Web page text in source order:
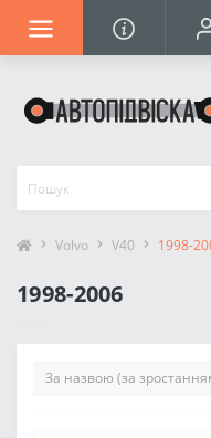
Volvo V40 1998-
1998-2006